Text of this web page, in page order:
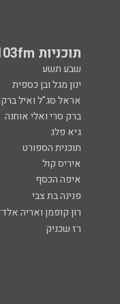
תוכניות 103fm
שבע תשע
ינון מגל ובן כספית
אראל סג"ל ואיל
ברק סרי ואלי אוחנה
גיא פלג
תוכנית הספורט
איריס קול
איפה הכסף
פנינה בת צבי
רון קופמן ואריה
רז שכניק